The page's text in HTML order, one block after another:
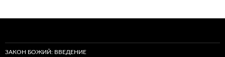
ЗАКОН БОЖИЙ: ВВЕДЕНИЕ